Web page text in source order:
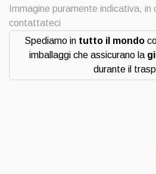
Immagine puramente indicativa, in
contattateci
Spediamo in tutto il mondo
imballaggi che assicurano la
durante il